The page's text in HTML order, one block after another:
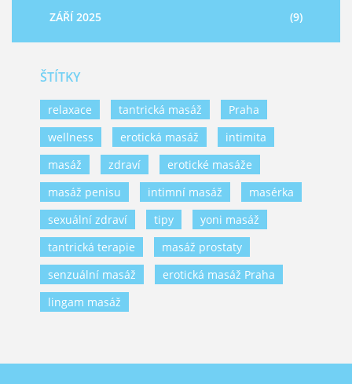
ZÁŘÍ 2025
(9)
ŠTÍTKY
relaxace tantrická masáž
Praha
wellness
erotická masáž
intimita
masáž
zdraví
erotické masáže
masáž penisu
intimní masáž
masérka
sexuální zdraví
tipy
yoni masáž
tantrická terapie
masáž prostaty
senzuální masáž
erotická masáž Praha
lingam masáž